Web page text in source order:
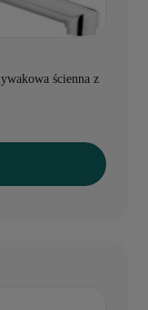
ścienna z